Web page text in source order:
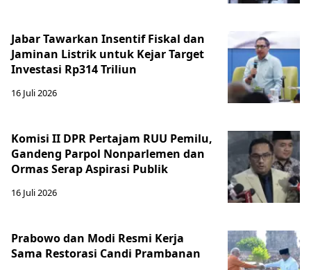
Jabar Tawarkan Insentif Fiskal dan
Jaminan Listrik untuk Kejar Target
Investasi Rp314 Triliun
16 Juli 2026
Komisi II DPR Pertajam RUU Pemilu,
Gandeng Parpol Nonparlemen dan
Ormas Serap Aspirasi Publik
16 Juli 2026
Prabowo dan Modi Resmi Kerja
Sama Restorasi Candi Prambanan